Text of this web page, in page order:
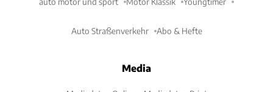
Auto Straßenverkehr Abo & Hefte
Media